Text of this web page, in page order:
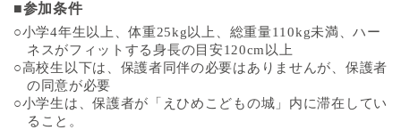
■参加条件
○小学4年生以上、体重25kg以上、総重量110kg未満、ハー
ネスがフィットする身長の目安120cm以上
○高校生以下は、保護者同伴の必要はありませんが、保護者
の同意が必要
○小学生は、保護者が「えひめこどもの城」内に滞在してい
ること。